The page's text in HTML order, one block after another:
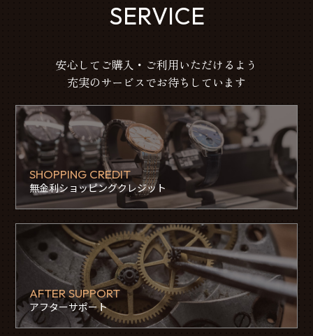
SERVICE
安心してご購入・ご利用いただけるよう
充実のサービスでお待ちしています
SHOPPING CREDIT
無金利ショッピングクレジット
AFTER SUPPORT
アフターサポート